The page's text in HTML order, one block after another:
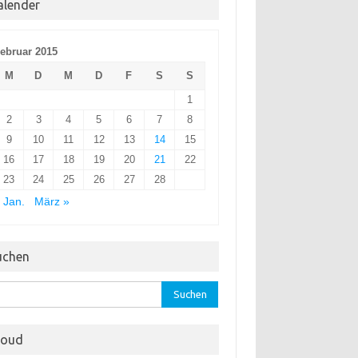
2015
M
D M D F S
S
1
2
3 4 5 6 7
8
9
10 11 12 13 14
15
16
17 18 19 20 21
22
23
24 25 26 27
28
Jan.
März »